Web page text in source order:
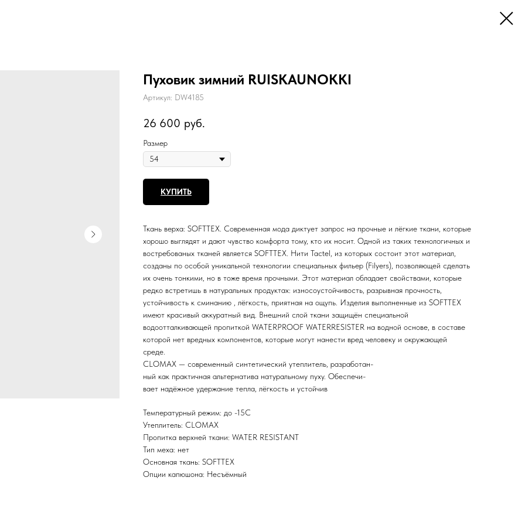
Пуховик зимний RUISKAUNOKKI
Артикул: DW4185
26 600 руб.
Размер
КУПИТЬ
Ткань верха: SOFTTEX. Современная мода диктует запрос на прочные и лёгкие ткани, которые
хорошо выглядят и дают чувство комфорта тому, кто их носит. Одной из таких технологичных и
востребованых тканей является SOFTTEX. Нити Tactel, из которых состоит этот материал,
созданы по особой уникальной технологии специальных фильер (Filyers), позволяющей сделать
их очень тонкими, но в тоже время прочными. Этот материал обладает свойствами, которые
редко встретишь в натуральных продуктах: износоустойчивость, разрывная прочность,
устойчивость к сминанию , лёгкость, приятная на ощупь. Изделия выполненные из SOFTTEX
имеют красивый аккуратный вид. Внешний слой ткани защищён специальной
водоотталкивающей пропиткой WATERPRООF WATERRESISTER на водной основе, в составе
которой нет вредных компонентов, которые могут нанести вред человеку и окружающей
среде.
CLOMAX — современный синтетический утеплитель, разработан-
ный как практичная альтернатива натуральному пуху. Обеспечи-
вает надёжное удержание тепла, лёгкость и устойчив
Температурный режим: до -15С
Утеплитель: CLOMAX
Пропитка верхней ткани: WATER RESISTANT
Тип меха: нет
Основная ткань: SOFTTEX
Опции капюшона: Несъёмный